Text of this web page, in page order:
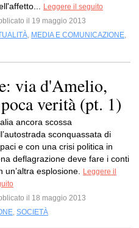
Leggere il seguito
il 19 maggio 2013
, MEDIA E COMUNICAZIONE,
via d'Amelio,
verità (pt. 1)
ancora scossa
sconquassata di
e con una crisi politica in
deflagrazione deve fare i conti
un’altra esplosione.
Leggere il
il 18 maggio 2013
, SOCIETÀ